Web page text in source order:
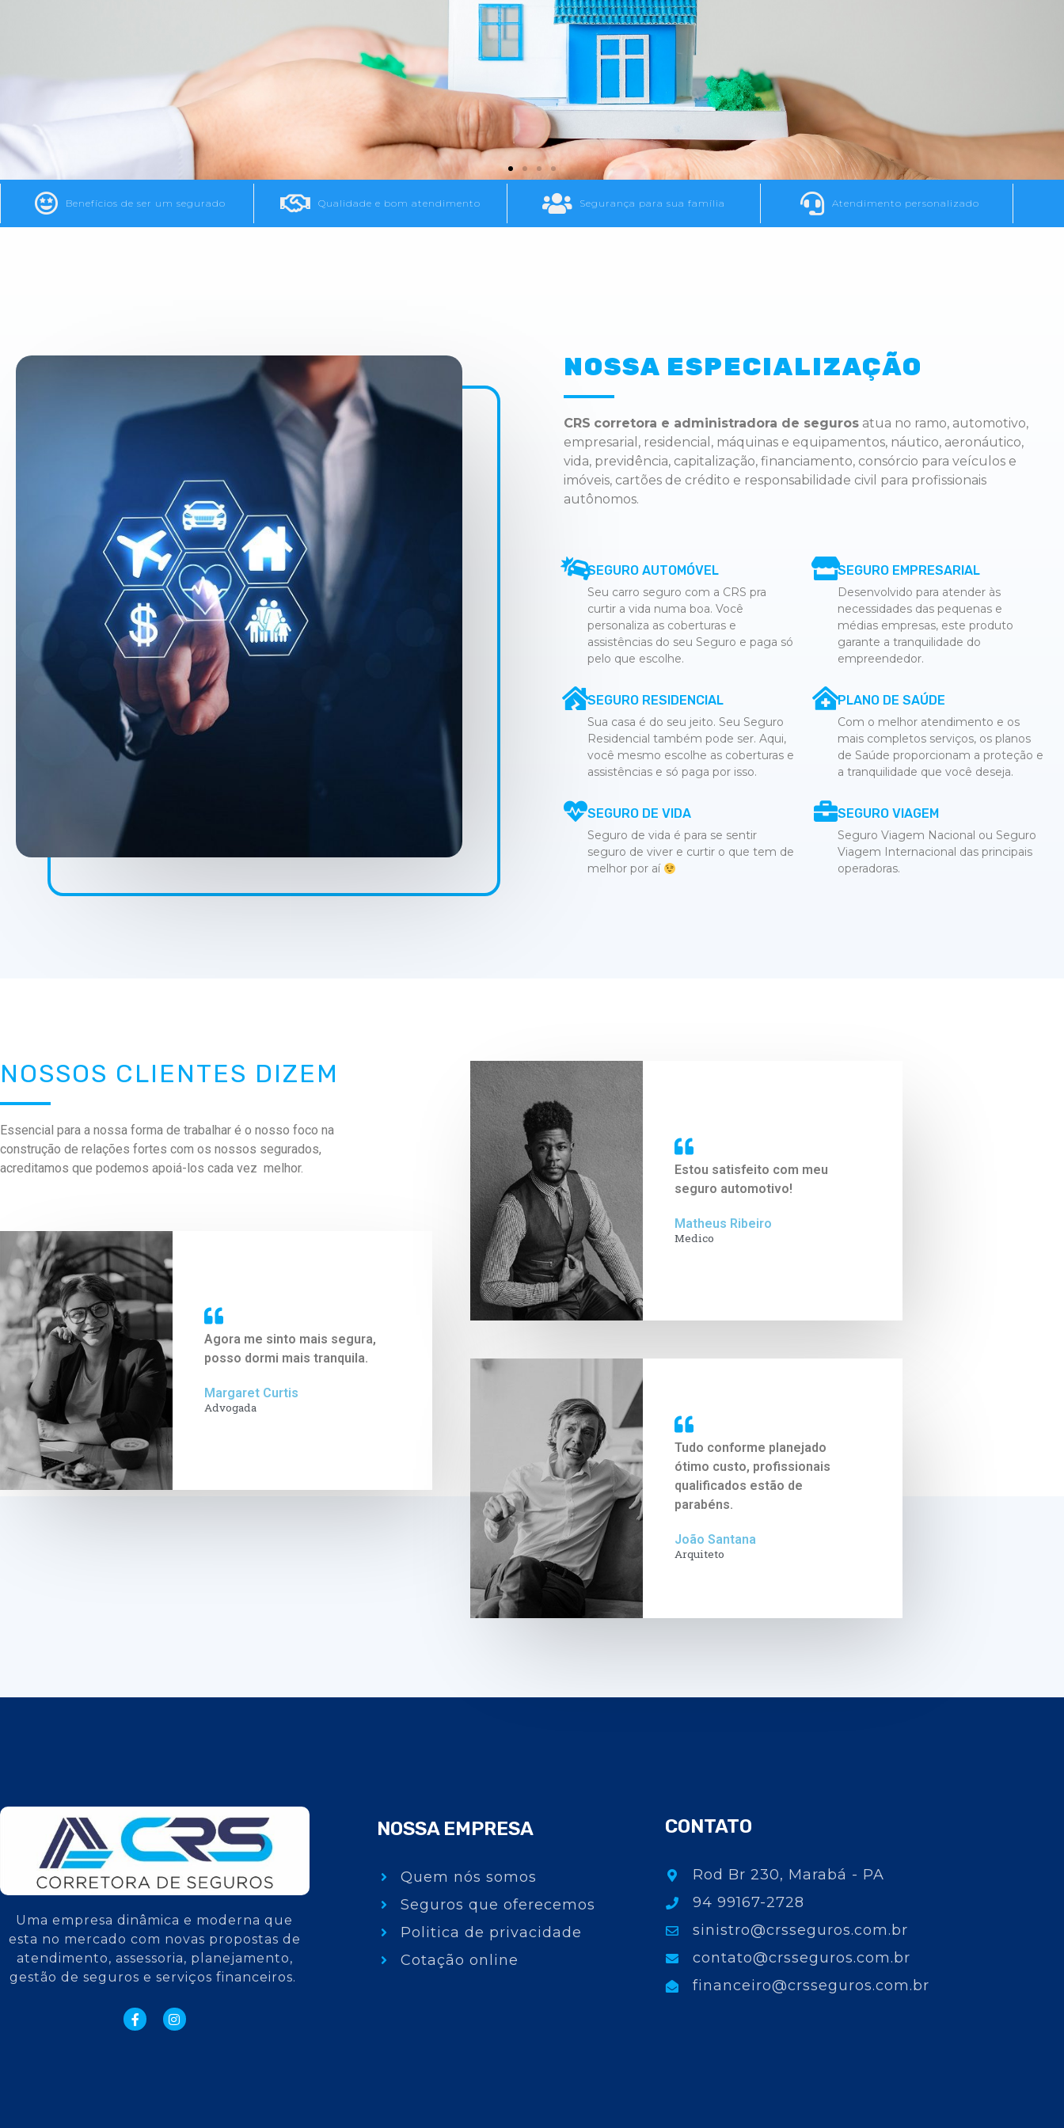
AUTOMÓVEL
Tranquilidade
para
ultrapassar
Benefícios de ser um segurado Qualidade e bom atendimento Segurança para sua família Atendimento personalizado
NOSSA ESPECIALIZAÇÃO
CRS corretora e administradora de seguros atua no ramo, automotivo,
empresarial, residencial, máquinas e equipamentos, náutico, aeronáutico,
vida, previdência, capitalização, financiamento, consórcio para veículos e
imóveis, cartões de crédito e responsabilidade civil para profissionais
autônomos.
SEGURO AUTOMÓVEL
Seu carro seguro com a CRS pra
curtir a vida numa boa. Você
personaliza as coberturas e
assistências do seu Seguro e paga só
pelo que escolhe.
SEGURO RESIDENCIAL
Sua casa é do seu jeito. Seu Seguro
Residencial também pode ser. Aqui,
você mesmo escolhe as coberturas e
assistências e só paga por isso.
SEGURO DE VIDA
Seguro de vida é para se sentir
seguro de viver e curtir o que tem de
melhor por aí
SEGURO EMPRESARIAL
Desenvolvido para atender às
necessidades das pequenas e
médias empresas, este produto
garante a tranquilidade do
empreendedor.
PLANO DE SAÚDE
Com o melhor atendimento e os
mais completos serviços, os planos
de Saúde proporcionam a proteção e
a tranquilidade que você deseja.
SEGURO VIAGEM
Seguro Viagem Nacional ou Seguro
Viagem Internacional das principais
operadoras.
NOSSOS CLIENTES DIZEM
Essencial para a nossa forma de trabalhar é o nosso foco na
construção de relações fortes com os nossos segurados,
acreditamos que podemos apoiá-los cada vez melhor.
Agora me sinto mais segura,
posso dormi mais tranquila.
Margaret Curtis​
Advogada
Estou satisfeito com meu
seguro automotivo!
Matheus Ribeiro
Medico
Tudo conforme planejado
ótimo custo, profissionais
qualificados estão de
parabéns.
João Santana
Arquiteto
Uma empresa dinâmica e moderna que
esta no mercado com novas propostas de
atendimento, assessoria, planejamento,
gestão de seguros e serviços financeiros.
NOSSA EMPRESA
Quem nós somos
Seguros que oferecemos
Politica de privacidade
Cotação online
CONTATO
Rod Br 230, Marabá - PA
94 99167-2728
sinistro@crsseguros.com.br
contato@crsseguros.com.br
financeiro@crsseguros.com.br